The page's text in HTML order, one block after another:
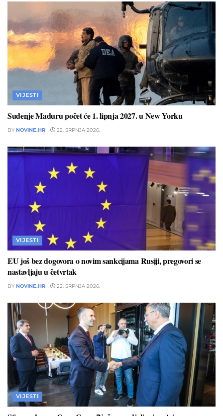
VIJESTI
Suđenje Maduru počet će 1. lipnja 2027. u New Yorku
BY NOVINE.HR 22. SRPNJA 2026.
VIJESTI
EU još bez dogovora o novim sankcijama Rusiji, pregovori se
nastavljaju u četvrtak
BY NOVINE.HR 22. SRPNJA 2026.
VIJESTI